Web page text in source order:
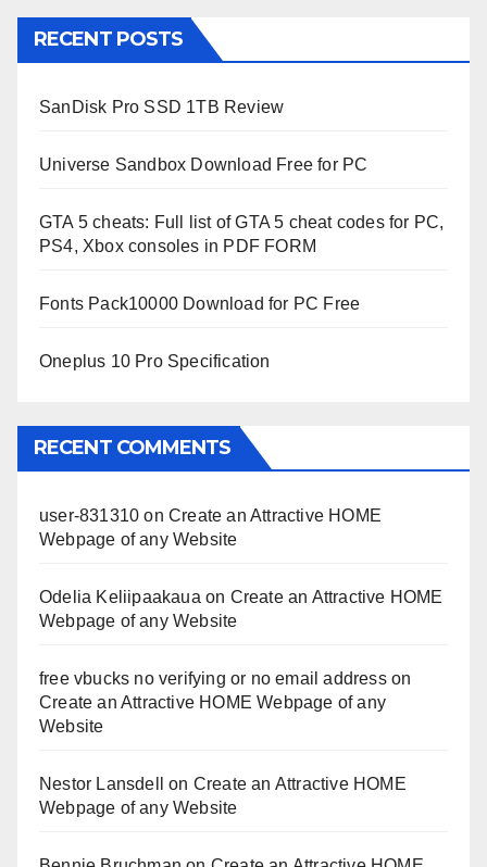
RECENT POSTS
SanDisk Pro SSD 1TB Review
Universe Sandbox Download Free for PC
GTA 5 cheats: Full list of GTA 5 cheat codes for PC,
PS4, Xbox consoles in PDF FORM
Fonts Pack10000 Download for PC Free
Oneplus 10 Pro Specification
RECENT COMMENTS
user-831310 onCreate an Attractive HOME
Webpage of any Website
Odelia Keliipaakaua on Create an Attractive HOME
Webpage of any Website
free vbucks no verifying or no email addresson
Create an Attractive HOME Webpage of any
Website
Nestor Lansdell on Create an Attractive HOME
Webpage of any Website